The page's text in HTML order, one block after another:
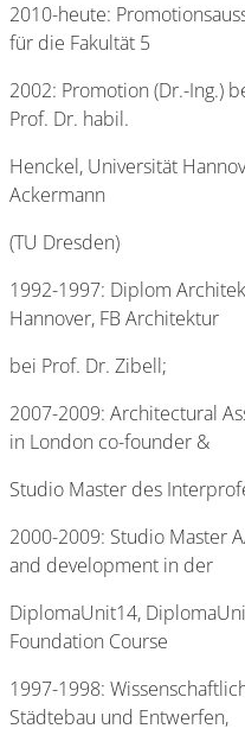
2010-heute:
für die Fakultät 5
2002: Promotion (Dr.-Ing.)
Prof. Dr. habil.
Henckel, Universität
Ackermann
(TU Dresden)
1992-1997: Diplom
Hannover, FB Architektur
bei Prof. Dr. Zibell;
2007-2009: Architectural
in London co-founder &
Studio Master des
2000-2009: Studio Master
and development in der
DiplomaUnit14,
Foundation Course
1997-1998:
Städtebau und Entwerfen,